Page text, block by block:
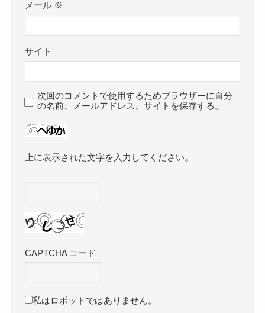
メール ※
サイト
次回のコメントで使用するためブラウザーに自分
の名前、メールアドレス、サイトを保存する。
上に表示された文字を入力してください。
CAPTCHA コード
私はロボットではありません。